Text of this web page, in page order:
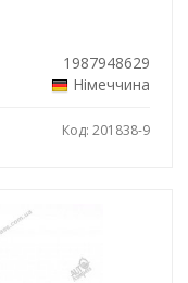
1987948629
Німеччина
Код: 201838-9